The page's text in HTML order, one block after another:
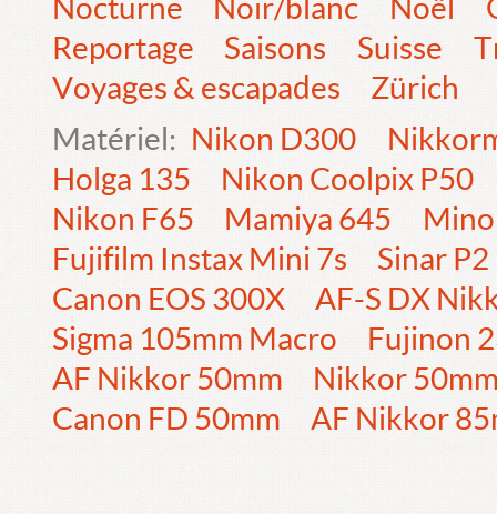
Reportage
Saisons Suisse
Voyages & escapades
Zürich
Matériel: Nikon D300
Holga 135
Nikon Coolpix P50
Nikon F65
Mamiya 645
Fujifilm Instax Mini 7s
Sinar P2
Canon EOS 300X
AF-S DX
Sigma 105mm Macro
Fujinon
AF Nikkor 50mm
Nikkor
Canon FD 50mm
AF Nikkor